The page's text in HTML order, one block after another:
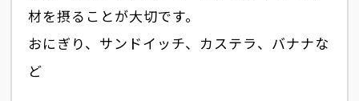
材を摂ることが大切です。
おにぎり、サンドイッチ、カステラ、バナナな
ど